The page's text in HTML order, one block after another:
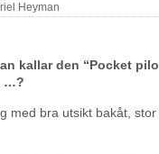
Heyman
kallar den “Pocket
…?
med bra utsikt bakåt,